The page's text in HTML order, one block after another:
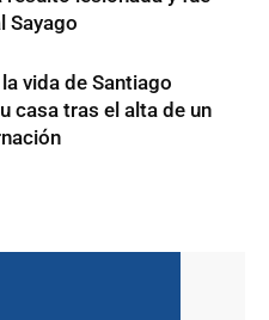
Sayago
vida de Santiago
casa tras el alta de un